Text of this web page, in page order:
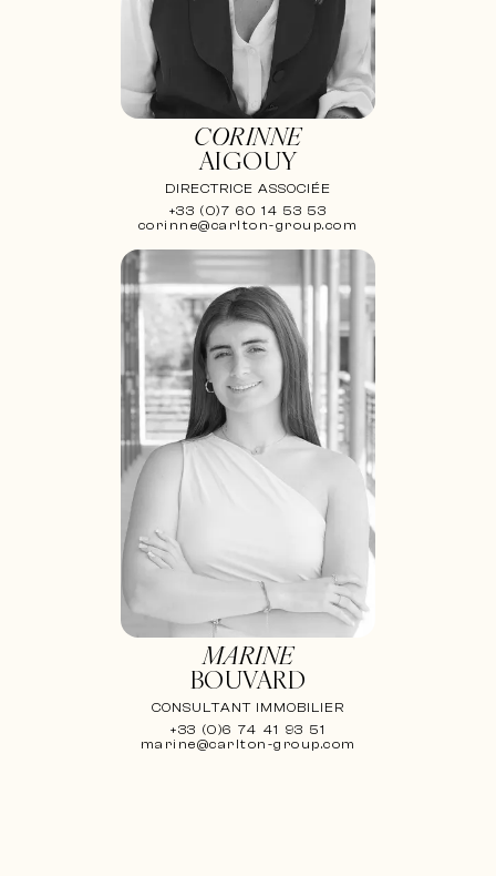
CORINNE
AIGOUY
DIRECTRICE ASSOCIÉE
+33 (0)7 60 14 53 53
corinne@carlton-group.com
MARINE
BOUVARD
CONSULTANT IMMOBILIER
+33 (0)6 74 41 93 51
marine@carlton-group.com